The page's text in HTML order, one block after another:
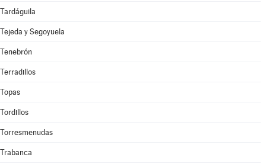
Tardáguila
Tejeda y Segoyuela
Tenebrón
Terradillos
Topas
Tordillos
Torresmenudas
Trabanca